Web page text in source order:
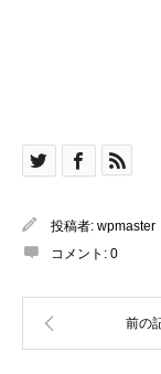
投稿者: wpmaster
コメント: 0